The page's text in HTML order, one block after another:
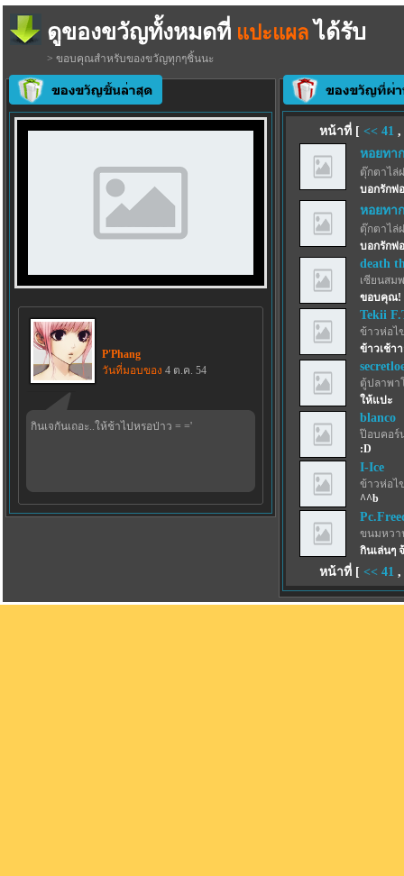
ดูของขวัญทั้งหมดที่ แปะแผล ได้รับ
> ขอบคุณสำหรับของขวัญทุกๆชิ้นนะ
P'Phang
วันที่มอบของ 4 ต.ค. 54
กินเจกันเถอะ..ให้ช้าไปหรอป่าว = ='
หน้าที่ [ << 41 ,
หอยทา
ตุ๊กตาไล่
บอกรักพ่
หอยทา
ตุ๊กตาไล่
บอกรักพ่
death
เซียนสม
ขอบคุณ!
Tekii
ข้าวห่อไ
ข้าวเช้า
ตู้ปลาพา
ให้แปะ
blanco
ป๊อบคอร์
:D
I-Ice
ข้าวห่อไ
^^b
ขนมหวา
กินเล่นๆ
หน้าที่ [ << 41 ,